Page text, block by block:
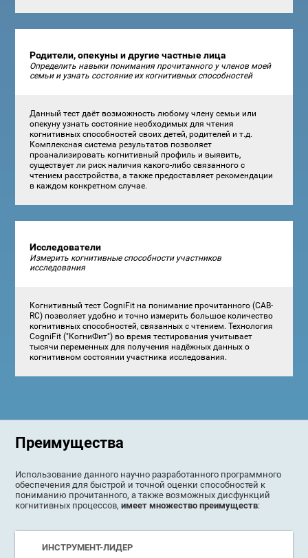
Родители, опекуны и другие частные лица
Определить навыки понимания прочитанного у членов моей
семьи и узнать состояние их когнитивных способностей
Данный тест даёт возможность любому члену семьи или
опекуну узнать состояние необходимых для чтения
когнитивных способностей своих детей, родителей и т.д.
Комплексная система результатов позволяет
проанализировать когнитивный профиль и выявить,
существует ли риск наличия какого-либо связанного с
чтением расстройства, а также предоставляет рекомендации
в каждом конкретном случае.
Исследователи
Измерить когнитивные способности участников
исследования
Когнитивный тест CogniFit на понимание прочитанного (CAB-
RC) позволяет удобно и точно измерить большое количество
когнитивных способностей, связанных с чтением. Технология
CogniFit ("КогниФит") во время тестирования учитывает
тысячи переменных для получения надёжных данных о
когнитивном состоянии участника исследования.
Преимущества
Использование данного научно разработанного программного
обеспечения для быстрой и точной оценки способностей к
пониманию прочитанного, а также возможных дисфункций
когнитивных процессов,имеет множество преимуществ:
ИНСТРУМЕНТ-ЛИДЕР